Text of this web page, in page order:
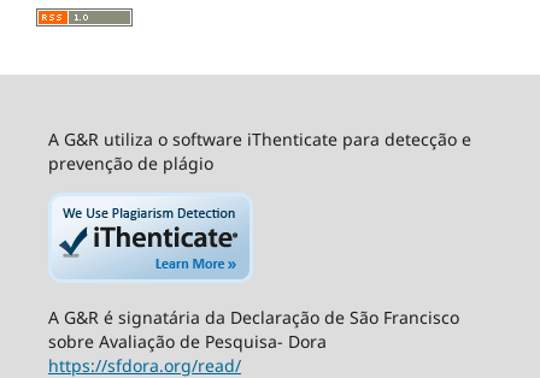
A G&R utiliza o software iThenticate para detecção e
prevenção de plágio
A G&R é signatária da Declaração de São Francisco
sobre Avaliação de Pesquisa- Dora
https://sfdora.org/read/